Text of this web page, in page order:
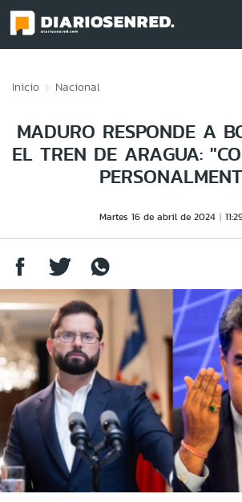
Inicio Nacional
MADURO RESPONDE A
EL TREN DE ARAGUA:
Martes 16 de abril de 2024